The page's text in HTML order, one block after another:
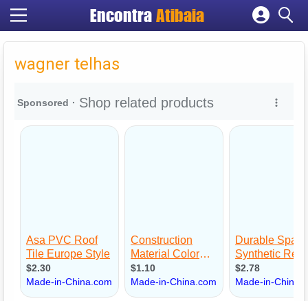
Encontra Atibaia
Cadastrar empresa
wagner telhas